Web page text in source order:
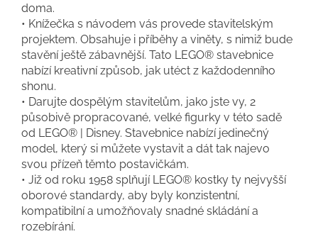
doma.
• Knížečka s návodem vás provede stavitelským
projektem. Obsahuje i příběhy a viněty, s nimiž bude
stavění ještě zábavnější. Tato LEGO® stavebnice
nabízí kreativní způsob, jak utéct z každodenního
shonu.
• Darujte dospělým stavitelům, jako jste vy, 2
působivě propracované, velké figurky v této sadě
od LEGO® | Disney. Stavebnice nabízí jedinečný
model, který si můžete vystavit a dát tak najevo
svou přízeň těmto postavičkám.
• Již od roku 1958 splňují LEGO® kostky ty nejvyšší
oborové standardy, aby byly konzistentní,
kompatibilní a umožňovaly snadné skládání a
rozebírání.